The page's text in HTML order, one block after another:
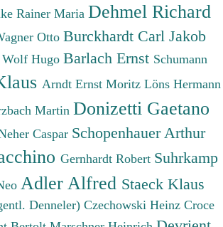
Rainer Maria Dehmel Richard
Otto Burckhardt Carl Jakob
Wolf Hugo Barlach Ernst Schumann
Arndt Ernst Moritz Löns Hermann
Martin Donizetti Gaetano
Caspar Schopenhauer Arthur
Gernhardt Robert Suhrkamp
Adler Alfred Staeck Klaus
Denneler) Czechowski Heinz Croce